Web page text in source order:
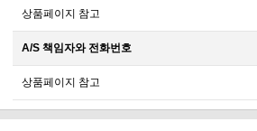
상품페이지 참고
A/S 책임자와 전화번호
상품페이지 참고